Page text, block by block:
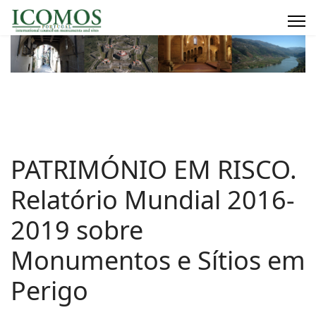
PATRIMÓNIO EM RISCO.
Relatório Mundial 2016-
2019 sobre
Monumentos e Sítios em
Perigo